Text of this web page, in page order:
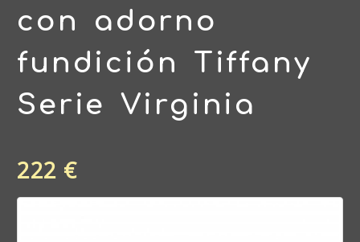
con adorno
fundición Tiffany
Serie Virginia
222 €